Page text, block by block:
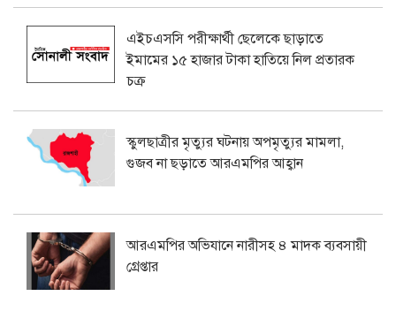
এইচএসসি পরীক্ষার্থী ছেলেকে ছাড়াতে
ইমামের ১৫ হাজার টাকা হাতিয়ে নিল প্রতারক
চক্র
স্কুলছাত্রীর মৃত্যুর ঘটনায় অপমৃত্যুর মামলা,
গুজব না ছড়াতে আরএমপির আহ্বান
আরএমপির অভিযানে নারীসহ ৪ মাদক ব্যবসায়ী
গ্রেপ্তার